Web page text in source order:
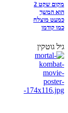
מקום שקט 2
הוא המשך
כמעט מוצלח
כמו קודמו
גיל גוטקין